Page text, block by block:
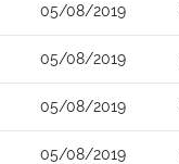
05/08/2019
05/08/2019
05/08/2019
05/08/2019